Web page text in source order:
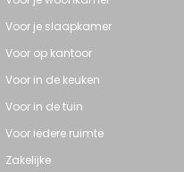
Voor je slaapkamer
Voor op kantoor
Voor in de keuken
Voor in de tuin
Voor iedere ruimte
Zakelijke